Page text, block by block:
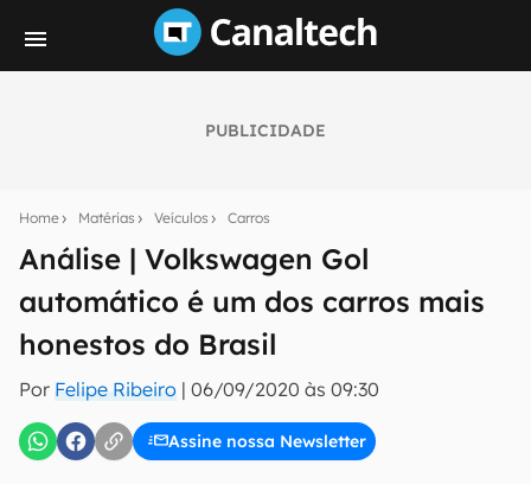
PUBLICIDADE
Home Matérias Veículos Carros
Análise | Volkswagen Gol
automático é um dos carros mais
honestos do Brasil
Por Felipe Ribeiro | 06/09/2020 às 09:30
Assine nossa Newsletter
notícias e reviews sobre tecnologia em primeira
mão.
E-mail
inscreva-se